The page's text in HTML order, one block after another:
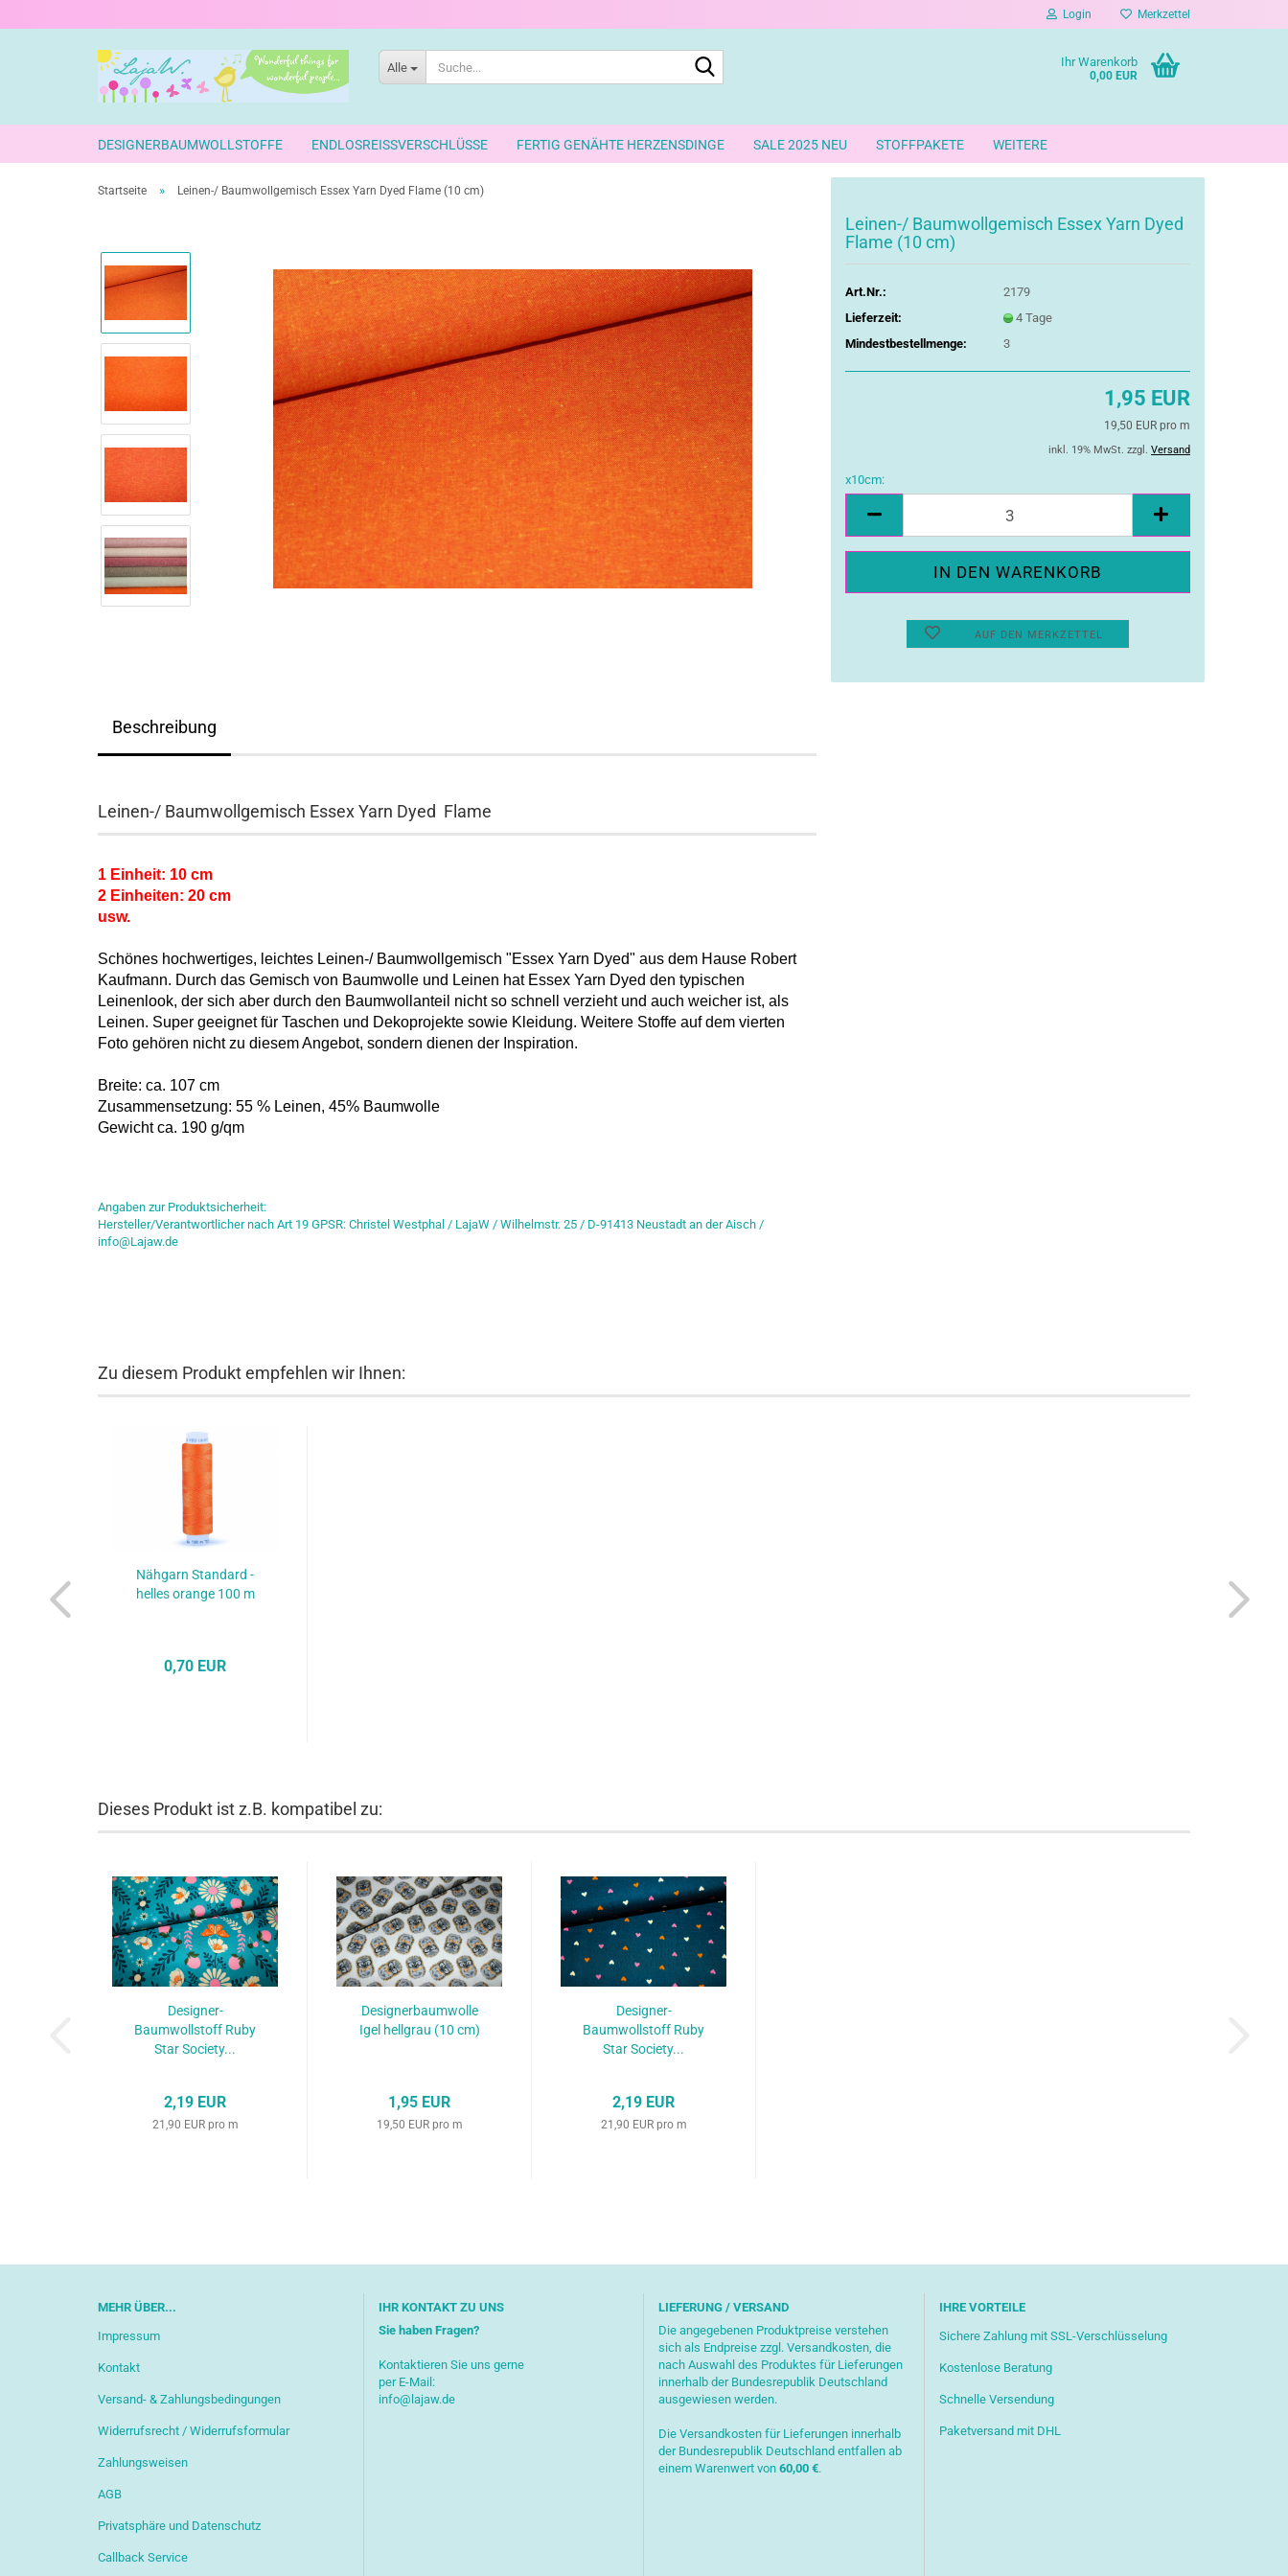
Login Merkzettel
Alle Ihr Warenkorb
0,00 EUR
DESIGNERBAUMWOLLSTOFFE ENDLOSREISSVERSCHLÜSSE FERTIG GENÄHTE HERZENSDINGE SALE 2025 NEU STOFFPAKETE WEITERE
Startseite » Leinen-/ Baumwollgemisch Essex Yarn Dyed Flame (10 cm)
Leinen-/ Baumwollgemisch Essex Yarn Dyed
Flame (10 cm)
Art.Nr.:
2179
Lieferzeit:
4 Tage
Mindestbestellmenge:
3
1,95 EUR
19,50 EUR pro m
inkl. 19% MwSt. zzgl. Versand
x10cm:
x10cm
AUF DEN MERKZETTEL
Beschreibung
Leinen-/ Baumwollgemisch Essex Yarn Dyed Flame
1 Einheit: 10 cm
2 Einheiten: 20 cm
usw.
Schönes hochwertiges, leichtes Leinen-/ Baumwollgemisch "Essex Yarn Dyed" aus dem Hause Robert
Kaufmann. Durch das Gemisch von Baumwolle und Leinen hat Essex Yarn Dyed den typischen
Leinenlook, der sich aber durch den Baumwollanteil nicht so schnell verzieht und auch weicher ist, als
Leinen. Super geeignet für Taschen und Dekoprojekte sowie Kleidung. Weitere Stoffe auf dem vierten
Foto gehören nicht zu diesem Angebot, sondern dienen der Inspiration.
Breite: ca. 107 cm
Zusammensetzung: 55 % Leinen, 45% Baumwolle
Gewicht ca. 190 g/qm
Angaben zur Produktsicherheit:
Hersteller/Verantwortlicher nach Art 19 GPSR: Christel Westphal / LajaW / Wilhelmstr. 25 / D-91413 Neustadt an der Aisch /
info@Lajaw.de
Zu diesem Produkt empfehlen wir Ihnen:
Nähgarn Standard -
helles orange 100 m
0,70 EUR
Dieses Produkt ist z.B. kompatibel zu:
Designer-
Baumwollstoff Ruby
Star Society...
2,19 EUR
21,90 EUR pro m
Designerbaumwolle
Igel hellgrau (10 cm)
1,95 EUR
19,50 EUR pro m
Designer-
Baumwollstoff Ruby
Star Society...
2,19 EUR
21,90 EUR pro m
MEHR ÜBER...
Impressum
Kontakt
Versand- & Zahlungsbedingungen
Widerrufsrecht / Widerrufsformular
Zahlungsweisen
AGB
Privatsphäre und Datenschutz
Callback Service
IHR KONTAKT ZU UNS
Sie haben Fragen?
Kontaktieren Sie uns gerne
per E-Mail:
info@lajaw.de
LIEFERUNG / VERSAND
Die angegebenen Produktpreise verstehen
sich als Endpreise zzgl. Versandkosten, die
nach Auswahl des Produktes für Lieferungen
innerhalb der Bundesrepublik Deutschland
ausgewiesen werden.
Die Versandkosten für Lieferungen innerhalb
der Bundesrepublik Deutschland entfallen ab
einem Warenwert von 60,00 €.
IHRE VORTEILE
Sichere Zahlung mit SSL-Verschlüsselung
Kostenlose Beratung
Schnelle Versendung
Paketversand mit DHL